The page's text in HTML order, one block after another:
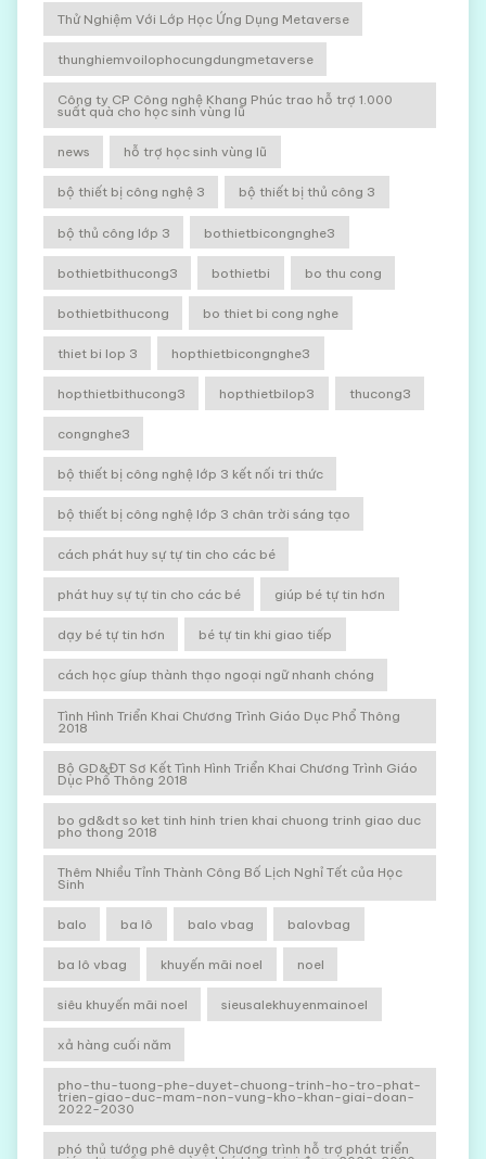
Thử Nghiệm Với Lớp Học Ứng Dụng Metaverse
thunghiemvoilophocungdungmetaverse
Công ty CP Công nghệ Khang Phúc trao hỗ trợ 1.000
suất quà cho học sinh vùng lũ
news hỗ trợ học sinh vùng lũ
bộ thiết bị công nghệ 3 bộ thiết bị thủ công 3
bộ thủ công lớp 3 bothietbicongnghe3
bothietbithucong3 bothietbi bo thu cong
bothietbithucong bo thiet bi cong nghe
thiet bi lop 3 hopthietbicongnghe3
hopthietbithucong3 hopthietbilop3 thucong3
congnghe3
bộ thiết bị công nghệ lớp 3 kết nối tri thức
bộ thiết bị công nghệ lớp 3 chân trời sáng tạo
cách phát huy sự tự tin cho các bé
phát huy sự tự tin cho các bé giúp bé tự tin hơn
dạy bé tự tin hơn bé tự tin khi giao tiếp
cách học gíup thành thạo ngoại ngữ nhanh chóng
Tình Hình Triển Khai Chương Trình Giáo Dục Phổ Thông
2018
Bộ GD&ĐT Sơ Kết Tình Hình Triển Khai Chương Trình Giáo
Dục Phổ Thông 2018
bo gd&dt so ket tinh hinh trien khai chuong trinh giao duc
pho thong 2018
Thêm Nhiều Tỉnh Thành Công Bố Lịch Nghỉ Tết của Học
Sinh
balo ba lô balo vbag balovbag
ba lô vbag khuyến mãi noel noel
siêu khuyến mãi noel sieusalekhuyenmainoel
xả hàng cuối năm
pho-thu-tuong-phe-duyet-chuong-trinh-ho-tro-phat-
trien-giao-duc-mam-non-vung-kho-khan-giai-doan-
2022-2030
phó thủ tướng phê duyệt Chương trình hỗ trợ phát triển